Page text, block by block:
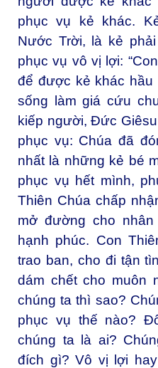
phục vụ kẻ khác.
Nước Trời, là kẻ
phục vụ vô vị lợi:
để được kẻ khác hầu
sống làm giá cứu
kiếp người, Đức
phục vụ: Chúa đã
nhất là những kẻ bé
phục vụ hết mình,
Thiên Chúa chấp
mở đường cho
hạnh phúc. Con
trao ban, cho đi tận
dám chết cho muôn
chúng ta thì sao?
phục vụ thế nào?
chúng ta là ai?
đích gì? Vô vị lợi